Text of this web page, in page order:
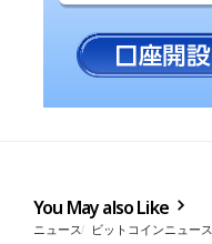
You May also Like
ニュース ビットコインニュース